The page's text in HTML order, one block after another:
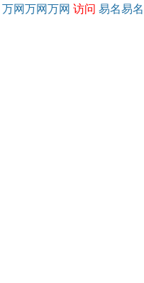
万网万网万网 访问 易名易名